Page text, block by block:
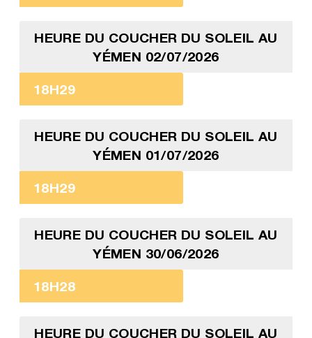
HEURE DU COUCHER DU SOLEIL AU
YÉMEN 02/07/2026
18H29
HEURE DU COUCHER DU SOLEIL AU
YÉMEN 01/07/2026
18H29
HEURE DU COUCHER DU SOLEIL AU
YÉMEN 30/06/2026
18H28
HEURE DU COUCHER DU SOLEIL AU